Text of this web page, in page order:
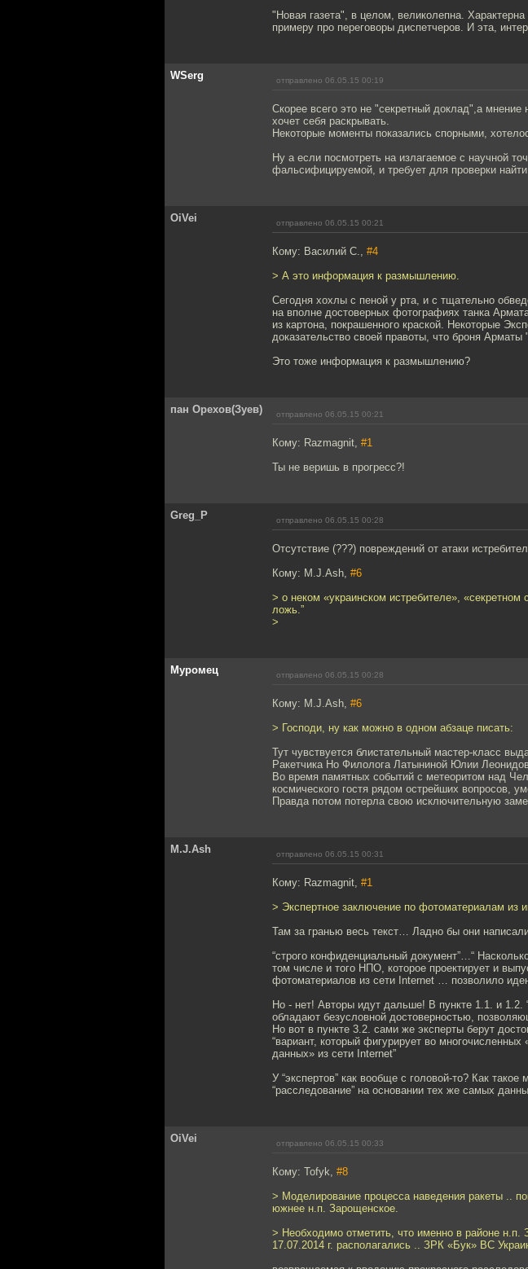
"Новая газета", в целом, великолепна.
примеру про переговоры диспетчеров. И эта,
WSerg отправлено 06.05.15 00:19
Скорее всего это не "секретный доклад",а
хочет себя раскрывать.
Некоторые моменты показались спорными,
Ну а если посмотреть на излагаемое с научной
фальсифицируемой, и требует для проверки
OiVei отправлено 06.05.15 00:21
Кому: Василий С., #4
> А это информация к размышлению.
Сегодня хохлы с пеной у рта, и с тщательно
на вполне достоверных фотографиях танка
из картона, покрашенного краской. Некоторые
доказательство своей правоты, что броня
Это тоже информация к размышлению?
пан Орехов(Зуев) отправлено 06.05.15 00:21
Кому: Razmagnit, #1
Ты не веришь в прогресс?!
Greg_P отправлено 06.05.15 00:28
Отсутствие (???) повреждений от атаки
Кому: M.J.Ash, #6
> о неком «украинском истребителе»,
ложь.”
>
Муромец отправлено 06.05.15 00:28
Кому: M.J.Ash, #6
> Господи, ну как можно в одном абзаце писать:
Тут чувствуется блистательный мастер-класс
Ракетчика Но Филолога Латыниной Юлии
Во время памятных событий с метеоритом над
космического гостя рядом острейших вопросов,
Правда потом потерла свою исключительную
M.J.Ash отправлено 06.05.15 00:31
Кому: Razmagnit, #1
> Экспертное заключение по фотоматериалам из
Там за гранью весь текст… Ладно бы они
“строго конфиденциальный документ”…“
том числе и того НПО, которое проектирует и
фотоматериалов из сети Internet … позволило
Но - нет! Авторы идут дальше! В пункте 1.1. и 1.2.
обладают безусловной достоверностью,
Но вот в пункте 3.2. сами же эксперты берут
“вариант, который фигурирует во
данных» из сети Internet”
У “экспертов” как вообще с головой-то? Как
“расследование” на основании тех же самых
OiVei отправлено 06.05.15 00:33
Кому: Tofyk, #8
> Моделирование процесса наведения ракеты ..
южнее н.п. Зарощенское.
> Необходимо отметить, что именно в районе
17.07.2014 г. располагались .. ЗРК «Бук» ВС